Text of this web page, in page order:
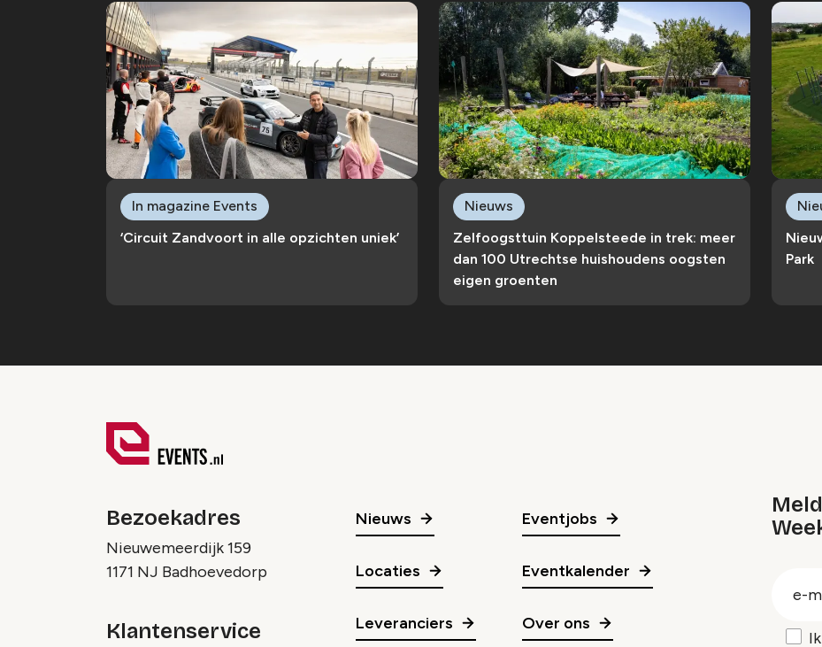
‘Circuit Zandvoort in alle opzichten uniek’
In magazine Events
Zelfoogsttuin Koppelsteede in trek: meer
dan 100 Utrechtse huishoudens oogsten
eigen groenten
Nieuws
Park
Bezoekadres
Nieuwemeerdijk 159
1171 NJ Badhoevedorp
Klantenservice
Nieuws
Locaties
Leveranciers
Eventjobs
Eventkalender
Over ons